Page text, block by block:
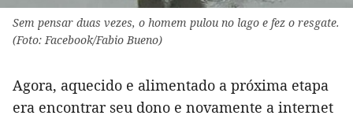
Sem pensar duas vezes, o homem pulou no lago e fez o resgate.
(Foto: Facebook/Fabio Bueno)
Agora, aquecido e alimentado a próxima etapa
era encontrar seu dono e novamente a internet